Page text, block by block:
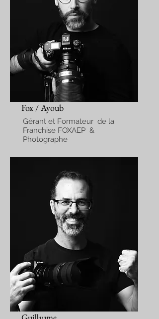
Fox / Ayoub
Gérant et Formateur de la
Franchise FOXAEP &
Photographe